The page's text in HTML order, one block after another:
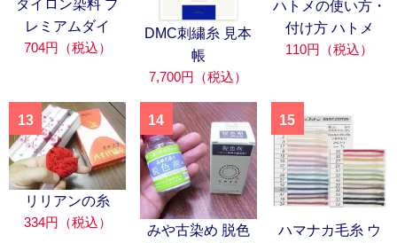
ダイロン染料 プ
レミアムダイ
704円（税込）
DMC刺繍糸 見本
帳
7,700円（税込）
ハトメの使い方・
付け方 ハトメ
110円（税込）
13
リリアンの糸
334円（税込）
14
みや古染め 脱色
15
ハマナカ毛糸 ウ